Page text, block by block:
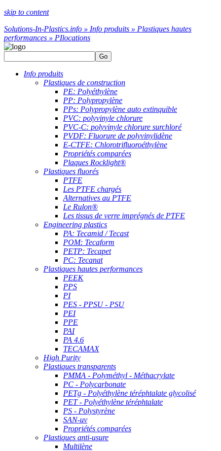
skip to content
Solutions-In-Plastics.info » Info produits » Plastiques hautes
performances » PIlocations
Go
Info produits
Plastiques de construction
PE: Polyéthylène
PP: Polypropylène
PPs: Polypropylène auto extinquible
PVC: polyvinyle chlorure
PVC-C: polyvinyle chlorure surchloré
PVDF: Fluorure de polyvinylidène
E-CTFE: Chlorotrifluoroéthylène
Propriétés comparées
Plaques Rocklight®
Plastiques fluorés
PTFE
Les PTFE chargés
Alternatives au PTFE
Le Rulon®
Les tissus de verre imprégnés de PTFE
Engineering plastics
PA: Tecamid / Tecast
POM: Tecaform
PETP: Tecapet
PC: Tecanat
Plastiques hautes performances
PEEK
PPS
PI
PES - PPSU - PSU
PEI
PPE
PAI
PA 4.6
TECAMAX
High Purity
Plastiques transparents
PMMA - Polyméthyl - Méthacrylate
PC - Polycarbonate
PETg - Polyéthylène téréphtalate glycolisé
PET - Polyéthylène téréphtalate
PS - Polystyrène
SAN-uv
Propriétés comparées
Plastiques anti-usure
Multilène